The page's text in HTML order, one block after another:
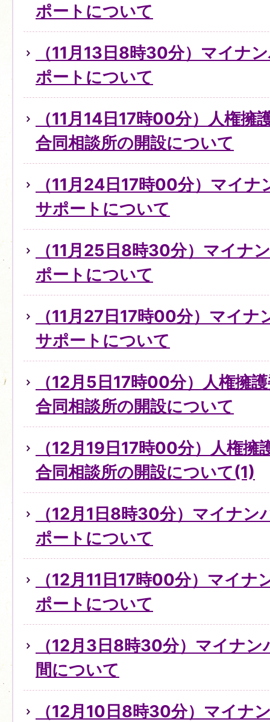
ポートについて
（11月13日8時30分）マイナ
ポートについて
（11月14日17時00分）人権擁
合同相談所の開設について
（11月24日17時00分）マイ
サポートについて
（11月25日8時30分）マイナ
ポートについて
（11月27日17時00分）マイ
サポートについて
（12月5日17時00分）人権擁
合同相談所の開設について
（12月19日17時00分）人権擁
合同相談所の開設について(1)
（12月1日8時30分）マイナン
ポートについて
（12月11日17時00分）マイ
ポートについて
（12月3日8時30分）マイナ
間について
（12月10日8時30分）マイナ